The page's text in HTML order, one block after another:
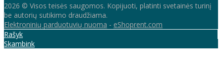
2026 © Visos teisės saugomos. Kopijuoti, platinti svetainės turinį
be autorių sutikimo draudžiama.
Elektroninių parduotuvių nuoma - eShoprent.com
Rašyk
Skambink